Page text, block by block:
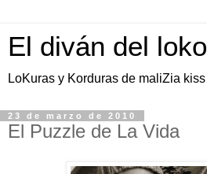
El diván del loko
LoKuras y Korduras de maliZia kiss
23 de marzo de 2010
El Puzzle de La Vida